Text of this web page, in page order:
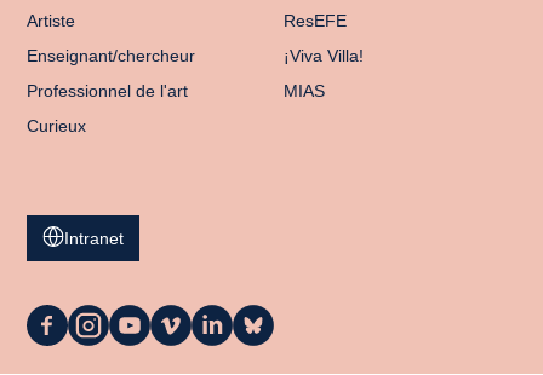
Artiste
Enseignant/chercheur
Professionnel de l'art
Curieux
ResEFE
¡Viva Villa!
MIAS
Intranet
La
La
La
La
La
La